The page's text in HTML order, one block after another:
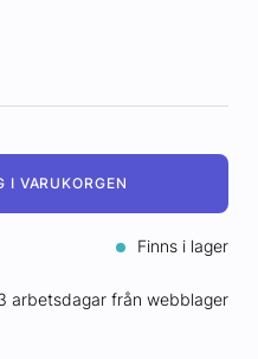
I VARUKORGEN
Finns i lager
arbetsdagar från webblager